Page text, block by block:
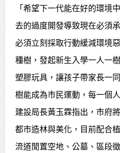
賴總統肯定「金
圍者 允諾完善支持
「希望下一代能在好的環境
去的過度開發導致現在必須
必須立刻採取行動緩減環境
種樹，發起新生入學一人一
塑膠玩具，讓孩子帶家長一
樹能成為市民運動，每一個
建設局長黃玉霖指出，市府
都市造林與美化，目前配合
流道閒置空地、公墓、區段